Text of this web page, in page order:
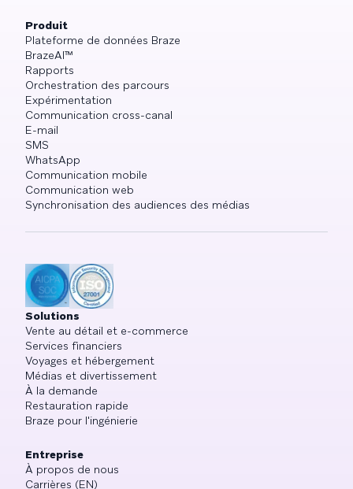
Produit
Plateforme de données Braze
BrazeAI™
Rapports
Orchestration des parcours
Expérimentation
Communication cross-canal
E-mail
SMS
WhatsApp
Communication mobile
Communication web
Synchronisation des audiences des médias
Solutions
Vente au détail et e-commerce
Services financiers
Voyages et hébergement
Médias et divertissement
À la demande
Restauration rapide
Braze pour l'ingénierie
Entreprise
À propos de nous
Carrières (EN)